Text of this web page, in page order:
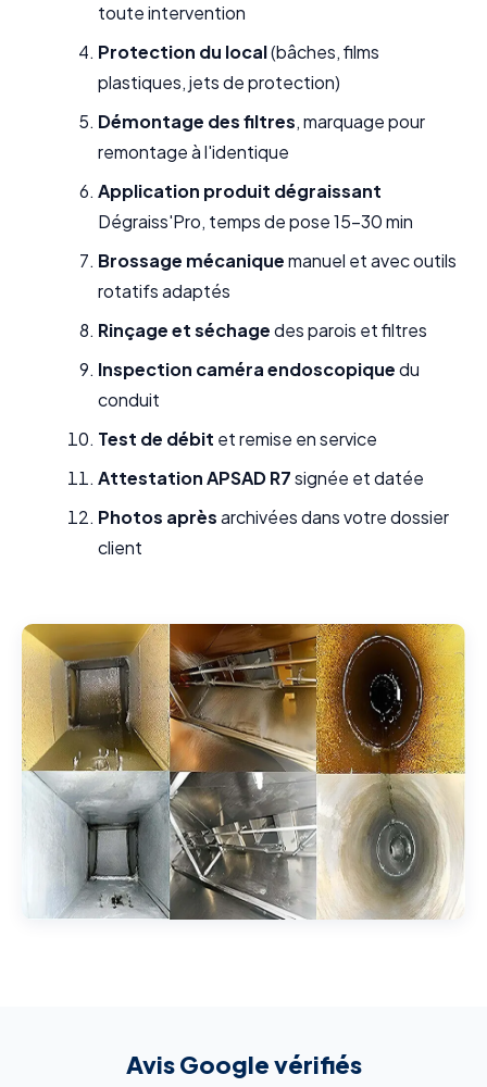
toute intervention
Protection du local(bâches, films
plastiques, jets de protection)
Démontage des filtres, marquage pour
remontage à l'identique
Application produit dégraissant
Dégraiss'Pro, temps de pose 15-30 min
Brossage mécaniquemanuel et avec outils
rotatifs adaptés
Rinçage et séchagedes parois et filtres
Inspection caméra endoscopiquedu
conduit
Test de débit et remise en service
Attestation APSAD R7signée et datée
Photos aprèsarchivées dans votre dossier
client
Avis Google vérifiés